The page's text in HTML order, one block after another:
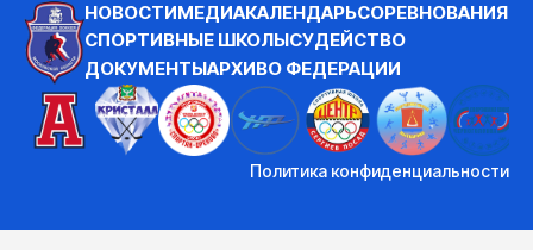
НОВОСТИМЕДИАКАЛЕНДАРЬСОРЕВНОВАНИЯ
СПОРТИВНЫЕ ШКОЛЫСУДЕЙСТВО
ДОКУМЕНТЫАРХИВО ФЕДЕРАЦИИ
Политика конфиденциальности